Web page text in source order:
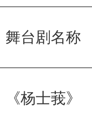
舞台剧名称
《杨士莪》